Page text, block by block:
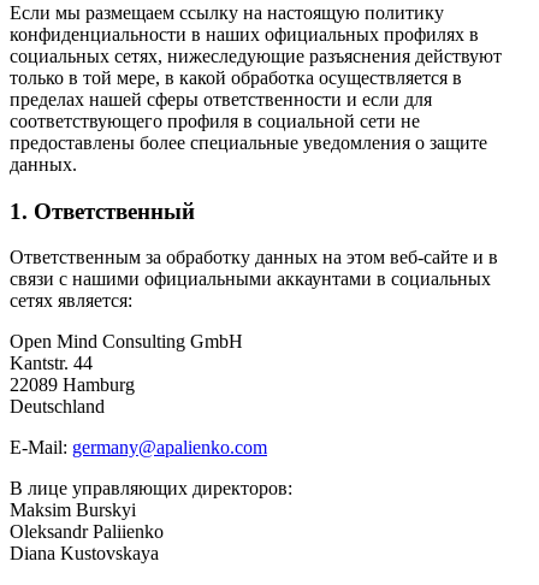
Если мы размещаем ссылку на настоящую политику
конфиденциальности в наших официальных профилях в
социальных сетях, нижеследующие разъяснения действуют
только в той мере, в какой обработка осуществляется в
пределах нашей сферы ответственности и если для
соответствующего профиля в социальной сети не
предоставлены более специальные уведомления о защите
данных.
1. Ответственный
Ответственным за обработку данных на этом веб-сайте и в
связи с нашими официальными аккаунтами в социальных
сетях является:
Open Mind Consulting GmbH
Kantstr. 44
22089 Hamburg
Deutschland
E-Mail: germany@apalienko.com
В лице управляющих директоров:
Maksim Burskyi
Oleksandr Paliienko
Diana Kustovskaya